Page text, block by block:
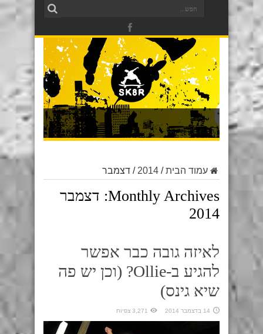
עמוד הבית/
2014
/ דצמבר
Monthly Archives: דצמבר
2014
לאיזה גובה כבר אפשר
להגיע ב-Ollie? (וכן יש פה
שיא גינס)
14 בדצמבר 2014 3,271 צפיות